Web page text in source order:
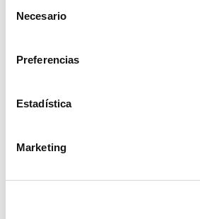
Necesario
Preferencias
Estadística
Marketing